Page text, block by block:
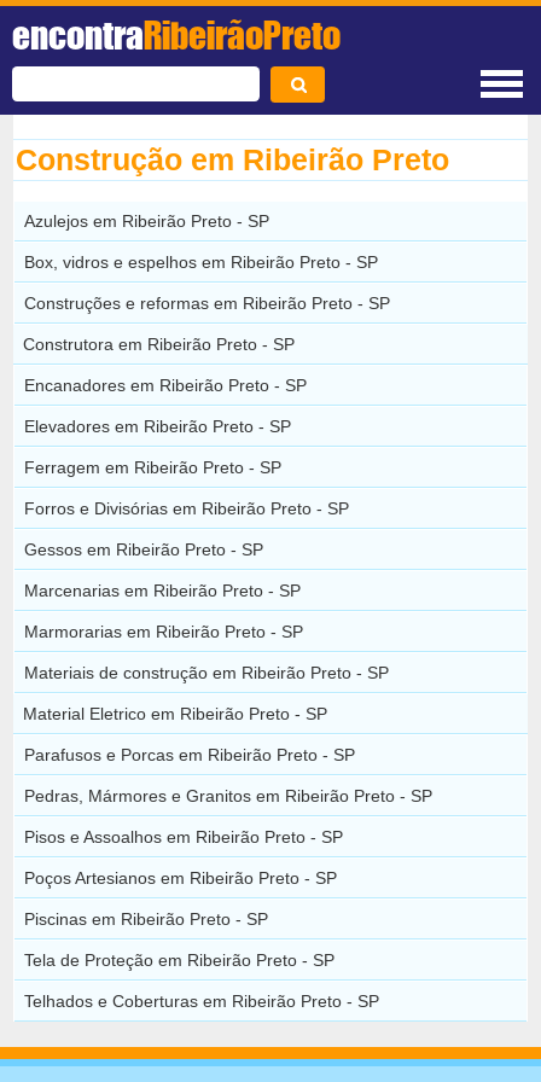
encontraRibeirãoPreto
Construção em Ribeirão Preto
Azulejos em Ribeirão Preto - SP
Box, vidros e espelhos em Ribeirão Preto - SP
Construções e reformas em Ribeirão Preto - SP
Construtora em Ribeirão Preto - SP
Encanadores em Ribeirão Preto - SP
Elevadores em Ribeirão Preto - SP
Ferragem em Ribeirão Preto - SP
Forros e Divisórias em Ribeirão Preto - SP
Gessos em Ribeirão Preto - SP
Marcenarias em Ribeirão Preto - SP
Marmorarias em Ribeirão Preto - SP
Materiais de construção em Ribeirão Preto - SP
Material Eletrico em Ribeirão Preto - SP
Parafusos e Porcas em Ribeirão Preto - SP
Pedras, Mármores e Granitos em Ribeirão Preto - SP
Pisos e Assoalhos em Ribeirão Preto - SP
Poços Artesianos em Ribeirão Preto - SP
Piscinas em Ribeirão Preto - SP
Tela de Proteção em Ribeirão Preto - SP
Telhados e Coberturas em Ribeirão Preto - SP